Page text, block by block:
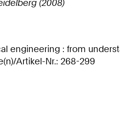
(2008)
engineering : from
Artikel-Nr.: 268-299